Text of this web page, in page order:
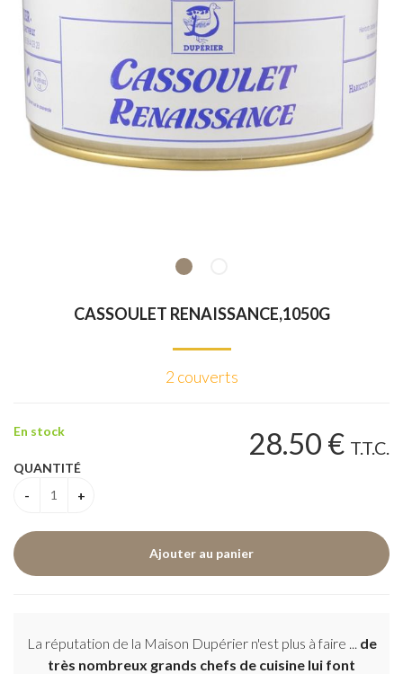
CASSOULET RENAISSANCE,1050G
2 couverts
28.50 € T.T.C.
En stock
QUANTITÉ
La réputation de la Maison Dupérier n'est plus à faire ... de
très nombreux grands chefs de cuisine lui font